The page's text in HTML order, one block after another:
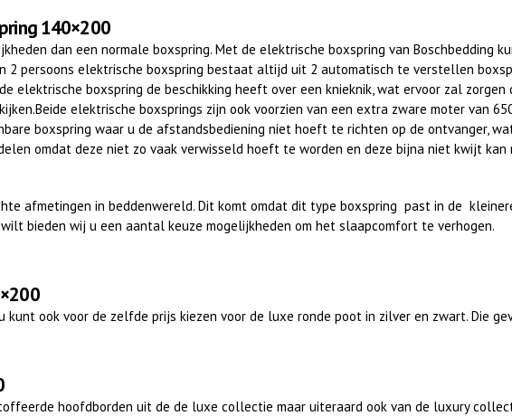
140×200
dan een normale boxspring. Met de elektrische boxspring van Boschbedding
2 persoons elektrische boxspring bestaat altijd uit 2 automatisch te verstellen
elektrische boxspring de beschikking heeft over een knieknik, wat ervoor zal
elektrische boxsprings zijn ook voorzien van een extra zware moter van
boxspring waar u de afstandsbediening niet hoeft te richten op de ontvanger,
omdat deze niet zo vaak verwisseld hoeft te worden en deze bijna niet kwijt kan
afmetingen in beddenwereld. Dit komt omdat dit type boxspring past in de
bieden wij u een aantal keuze mogelijkheden om het slaapcomfort te verhogen.
kunt ook voor de zelfde prijs kiezen voor de luxe ronde poot in zilver en zwart. Die
hoofdborden uit de de luxe collectie maar uiteraard ook van de luxury